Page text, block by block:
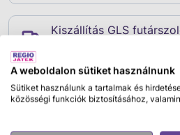
Kiszállítás GLS
A weboldalon sütiket használnunk
Sütiket használunk a tartalmak és
közösségi funkciók biztosításához,